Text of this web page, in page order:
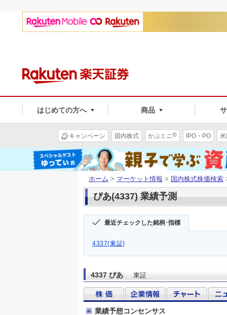
はじめての方へ 商品
キャンペーン 国内株式 かぶミニ® IPO・PO
ホーム > マーケット情報 > 国内株式株価検索
ぴあ(4337) 業績予測
最近チェックした銘柄･指標
4337(東証)
4337 ぴあ 東証